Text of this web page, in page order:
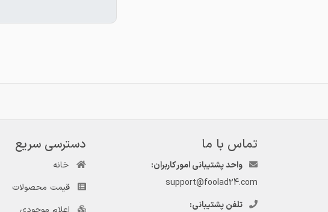
تماس با ما
واحد پشتیبانی امور کاربران:
support@foolad24.com
تلفن پشتیبانی:
دسترسی سریع
خانه
قیمت محصولات